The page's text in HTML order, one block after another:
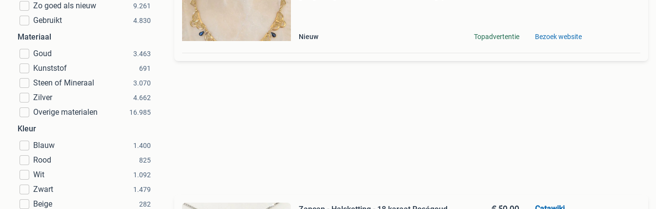
Zo goed als nieuw 9.261
Gebruikt 4.830
Materiaal
Goud
3.463
Kunststof 691
Steen of Mineraal 3.070
Zilver 4.662
Overige materialen 16.985
Kleur
Blauw
1.400
Rood 825
Wit 1.092
Zwart 1.479
Beige 282
Nieuw
Topadvertentie Bezoek website